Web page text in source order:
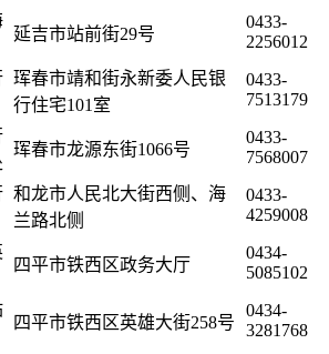
延吉市站前街29号
0433-
2256012
珲春市靖和街永新委人民银
行住宅101室
0433-
7513179
珲春市龙源东街1066号
0433-
7568007
和龙市人民北大街西侧、海
兰路北侧
0433-
4259008
四平市铁西区政务大厅
0434-
5085102
四平市铁西区英雄大街258号
0434-
3281768